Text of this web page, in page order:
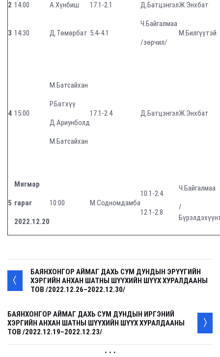
2 14:00 А.Хүнбиш 17.1-2.1 Д.БатцэнгэлЖ.Энхбат
3 14:30 Д.Төмөрбат 5.4-4.1
Ч.Байгалмаа
/зөрчил/
М.Билгүүтэй
4 15:00
М.Батсайхан
Р.Батхүү
Д.Ариунболд
М.Батсайхан
17.1-2.4 Д.БатцэнгэлЖ.Энхбат
5
Мягмар
гараг
2022.12.20
10:00 М.Содномдамба
10.1-2.4
12.1-2.8
Ч.Байгалмаа
/
БАЯНХОНГОР АЙМАГ ДАХЬ СУМ ДУНДЫН ЭРҮҮГИЙН
ХЭРГИЙН АНХАН ШАТНЫ ШҮҮХИЙН ШҮҮХ ХУРАЛДААНЫ
ТОВ /2022.12.26–2022.12.30/
БАЯНХОНГОР АЙМАГ ДАХЬ СУМ ДУНДЫН ИРГЭНИЙ
ХЭРГИЙН АНХАН ШАТНЫ ШҮҮХИЙН ШҮҮХ ХУРАЛДААНЫ
ТОВ /2022.12.19–2022.12.23/
. . .